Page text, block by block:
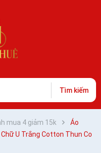
Tìm kiếm
mua 4 giảm 15k
Áo
U Trắng Cotton Thun Co